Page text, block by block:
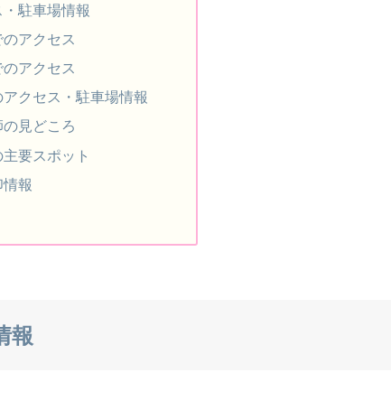
駐車場情報
アクセス
アクセス
クセス・駐車場情報
の見どころ
要スポット
報
報